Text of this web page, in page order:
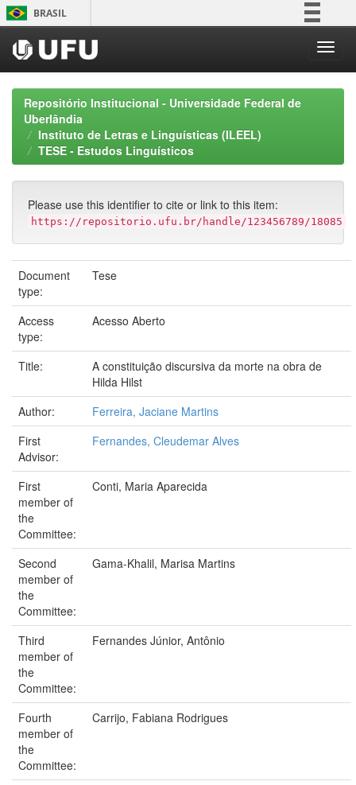
Skip
navigation
BRASIL
Participe
Acesso à informação
Legislação
Repositório Institucional - Universidade Federal de
Uberlândia
Instituto de Letras e Linguísticas (ILEEL)
TESE - Estudos Linguísticos
Please use this identifier to cite or link to this item:
https://repositorio.ufu.br/handle/123456789/18085
Document
type:
Tese
Access
type:
Acesso Aberto
Title:
A constituição discursiva da morte na obra de
Hilda Hilst
Author:
Ferreira, Jaciane Martins
First
Advisor:
Fernandes, Cleudemar Alves
First
member of
the
Committee:
Conti, Maria Aparecida
Second
member of
the
Committee:
Gama-Khalil, Marisa Martins
Third
member of
the
Committee:
Fernandes Júnior, Antônio
Fourth
member of
the
Committee:
Carrijo, Fabiana Rodrigues